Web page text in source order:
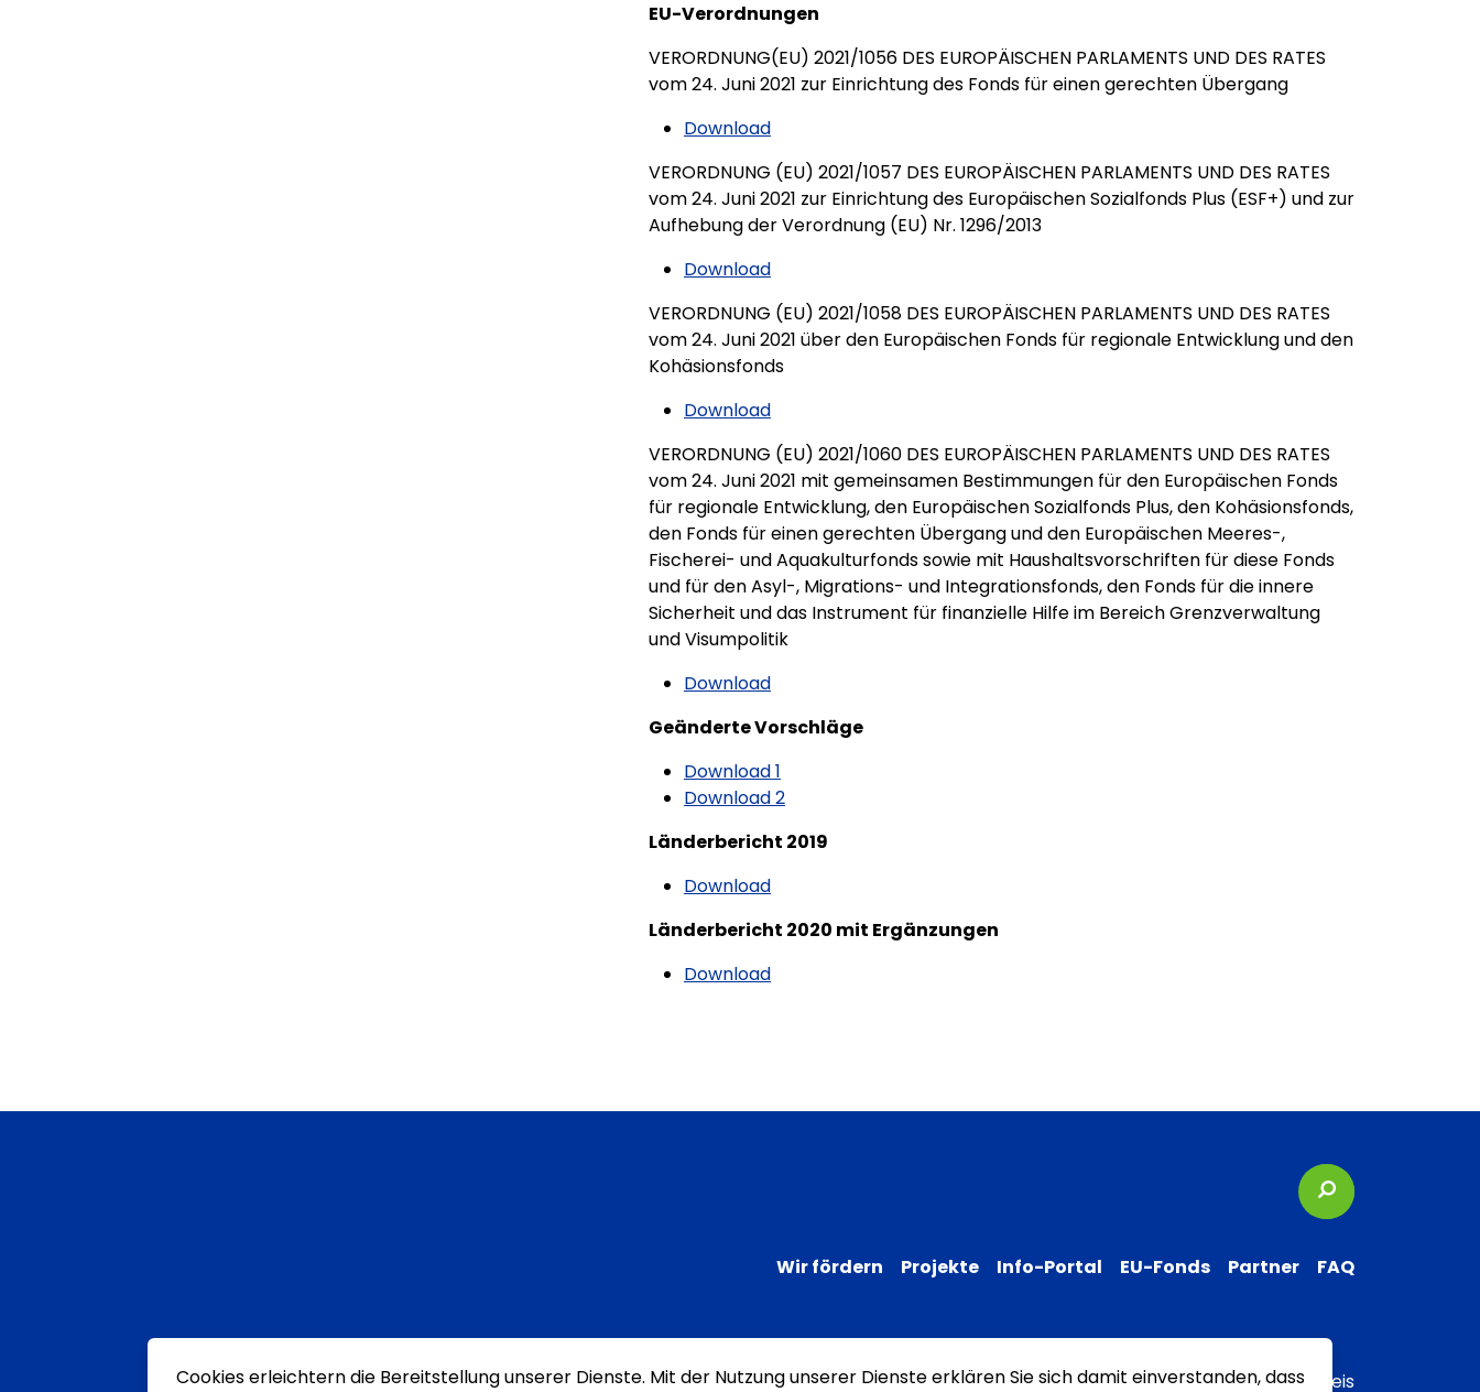
EU-Verordnungen
VERORDNUNG(EU) 2021/1056 DES EUROPÄISCHEN PARLAMENTS UND DES RATES
vom 24. Juni 2021 zur Einrichtung des Fonds für einen gerechten Übergang
Download
VERORDNUNG (EU) 2021/1057 DES EUROPÄISCHEN PARLAMENTS UND DES RATES
vom 24. Juni 2021 zur Einrichtung des Europäischen Sozialfonds Plus (ESF+) und zur
Aufhebung der Verordnung (EU) Nr. 1296/2013
Download
VERORDNUNG (EU) 2021/1058 DES EUROPÄISCHEN PARLAMENTS UND DES RATES
vom 24. Juni 2021 über den Europäischen Fonds für regionale Entwicklung und den
Kohäsionsfonds
Download
VERORDNUNG (EU) 2021/1060 DES EUROPÄISCHEN PARLAMENTS UND DES RATES
vom 24. Juni 2021 mit gemeinsamen Bestimmungen für den Europäischen Fonds
für regionale Entwicklung, den Europäischen Sozialfonds Plus, den Kohäsionsfonds,
den Fonds für einen gerechten Übergang und den Europäischen Meeres-,
Fischerei- und Aquakulturfonds sowie mit Haushaltsvorschriften für diese Fonds
und für den Asyl-, Migrations- und Integrationsfonds, den Fonds für die innere
Sicherheit und das Instrument für finanzielle Hilfe im Bereich Grenzverwaltung
und Visumpolitik
Download
Geänderte Vorschläge
Download 1
Download 2
Länderbericht 2019
Download
Länderbericht 2020 mit Ergänzungen
Download
Suchbegriffe
Wir fördern Projekte Info-Portal EU-Fonds Partner FAQ
Impressum Datenschutz Erklärung zur Barrierefreiheit Transparenzhinweis
Cookies erleichtern die Bereitstellung unserer Dienste. Mit der Nutzung unserer Dienste erklären Sie sich damit einverstanden, dass